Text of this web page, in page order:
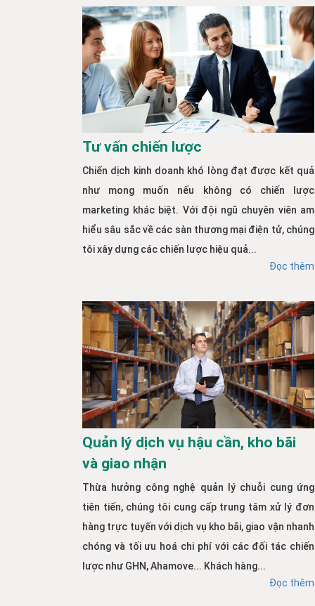
Tư vấn chiến lược
Chiến dịch kinh doanh khó lòng đạt được kết quả
như mong muốn nếu không có chiến lược
marketing khác biệt. Với đội ngũ chuyên viên am
hiểu sâu sắc về các sàn thương mại điện tử, chúng
tôi xây dựng các chiến lược hiệu quả...
Đọc thêm
Quản lý dịch vụ hậu cần, kho bãi
và giao nhận
Thừa hưởng công nghệ quản lý chuỗi cung ứng
tiên tiến, chúng tôi cung cấp trung tâm xử lý đơn
hàng trực tuyến với dịch vụ kho bãi, giao vận nhanh
chóng và tối ưu hoá chi phí với các đối tác chiến
lược như GHN, Ahamove... Khách hàng...
Đọc thêm